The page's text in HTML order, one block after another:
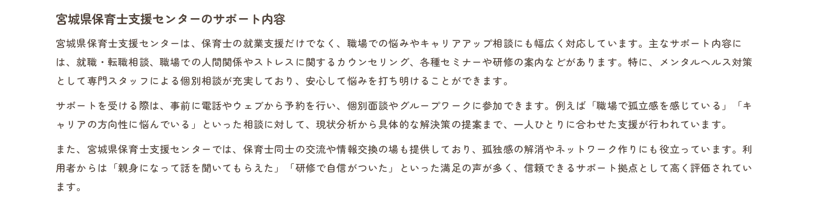
保育士キャリアを支える相談支援の実例
人材センター活用で安心の保育士生活へ
相談窓口に寄せられた保育士の声と変化
保育士バンク利用後のキャリア事例紹介
保育士研修と相談支援の効果的な併用
宮城県保育士支援センターのサポート内容
宮城県保育士支援センターは、保育士の就業支援だけでなく、職場での悩みやキャリアアップ相談にも幅広く対応しています。主なサポート内容に
は、就職・転職相談、職場での人間関係やストレスに関するカウンセリング、各種セミナーや研修の案内などがあります。特に、メンタルヘルス対策
として専門スタッフによる個別相談が充実しており、安心して悩みを打ち明けることができます。
サポートを受ける際は、事前に電話やウェブから予約を行い、個別面談やグループワークに参加できます。例えば「職場で孤立感を感じている」「キ
ャリアの方向性に悩んでいる」といった相談に対して、現状分析から具体的な解決策の提案まで、一人ひとりに合わせた支援が行われています。
また、宮城県保育士支援センターでは、保育士同士の交流や情報交換の場も提供しており、孤独感の解消やネットワーク作りにも役立っています。利
用者からは「親身になって話を聞いてもらえた」「研修で自信がついた」といった満足の声が多く、信頼できるサポート拠点として高く評価されてい
ます。